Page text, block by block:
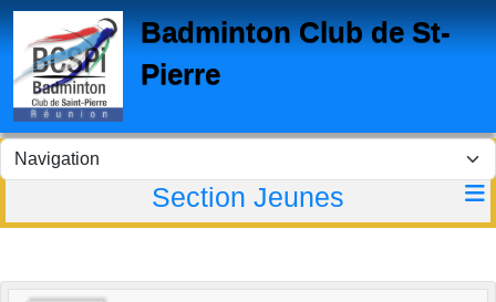
Badminton Club de St-
Pierre
Section Jeunes
Panneau de gestion des cookies